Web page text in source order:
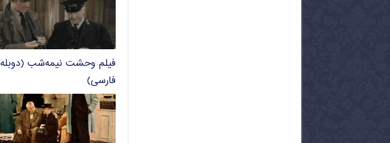
فیلم وحشت نیمه‌شب (دوبله
فارسی)